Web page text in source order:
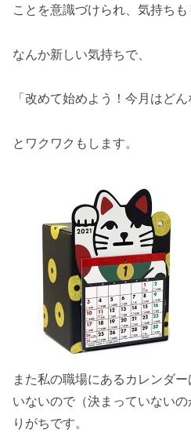
ことを意識づけられ、気持ちも
なんか新しい気持ちで、
「改めて始めよう！今月はど
とワクワクもします。
また私の職場にあるカレンダ
いないので（決まっていない
りがちです。